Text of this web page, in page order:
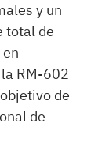
y un
total de
RM-602
de
de